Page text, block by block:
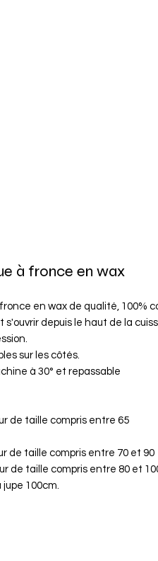
à fronce en wax
en wax de qualité, 100%
s'ouvrir depuis le haut de la
sur les côtés.
à 30° et repassable
de taille compris entre 65
de taille compris entre 70 et 90
de taille compris entre 80 et
jupe 100cm.